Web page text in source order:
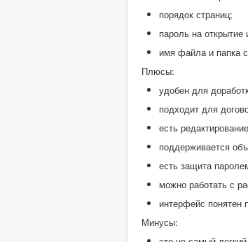
порядок страниц;
пароль на открытие
имя файла и папка
Плюсы:
удобен для
подходит для
есть
поддерживается
есть защита
можно работать с
интерфейс понятен
Минусы: